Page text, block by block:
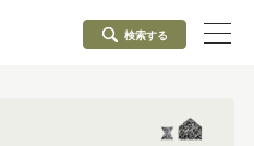
検索する